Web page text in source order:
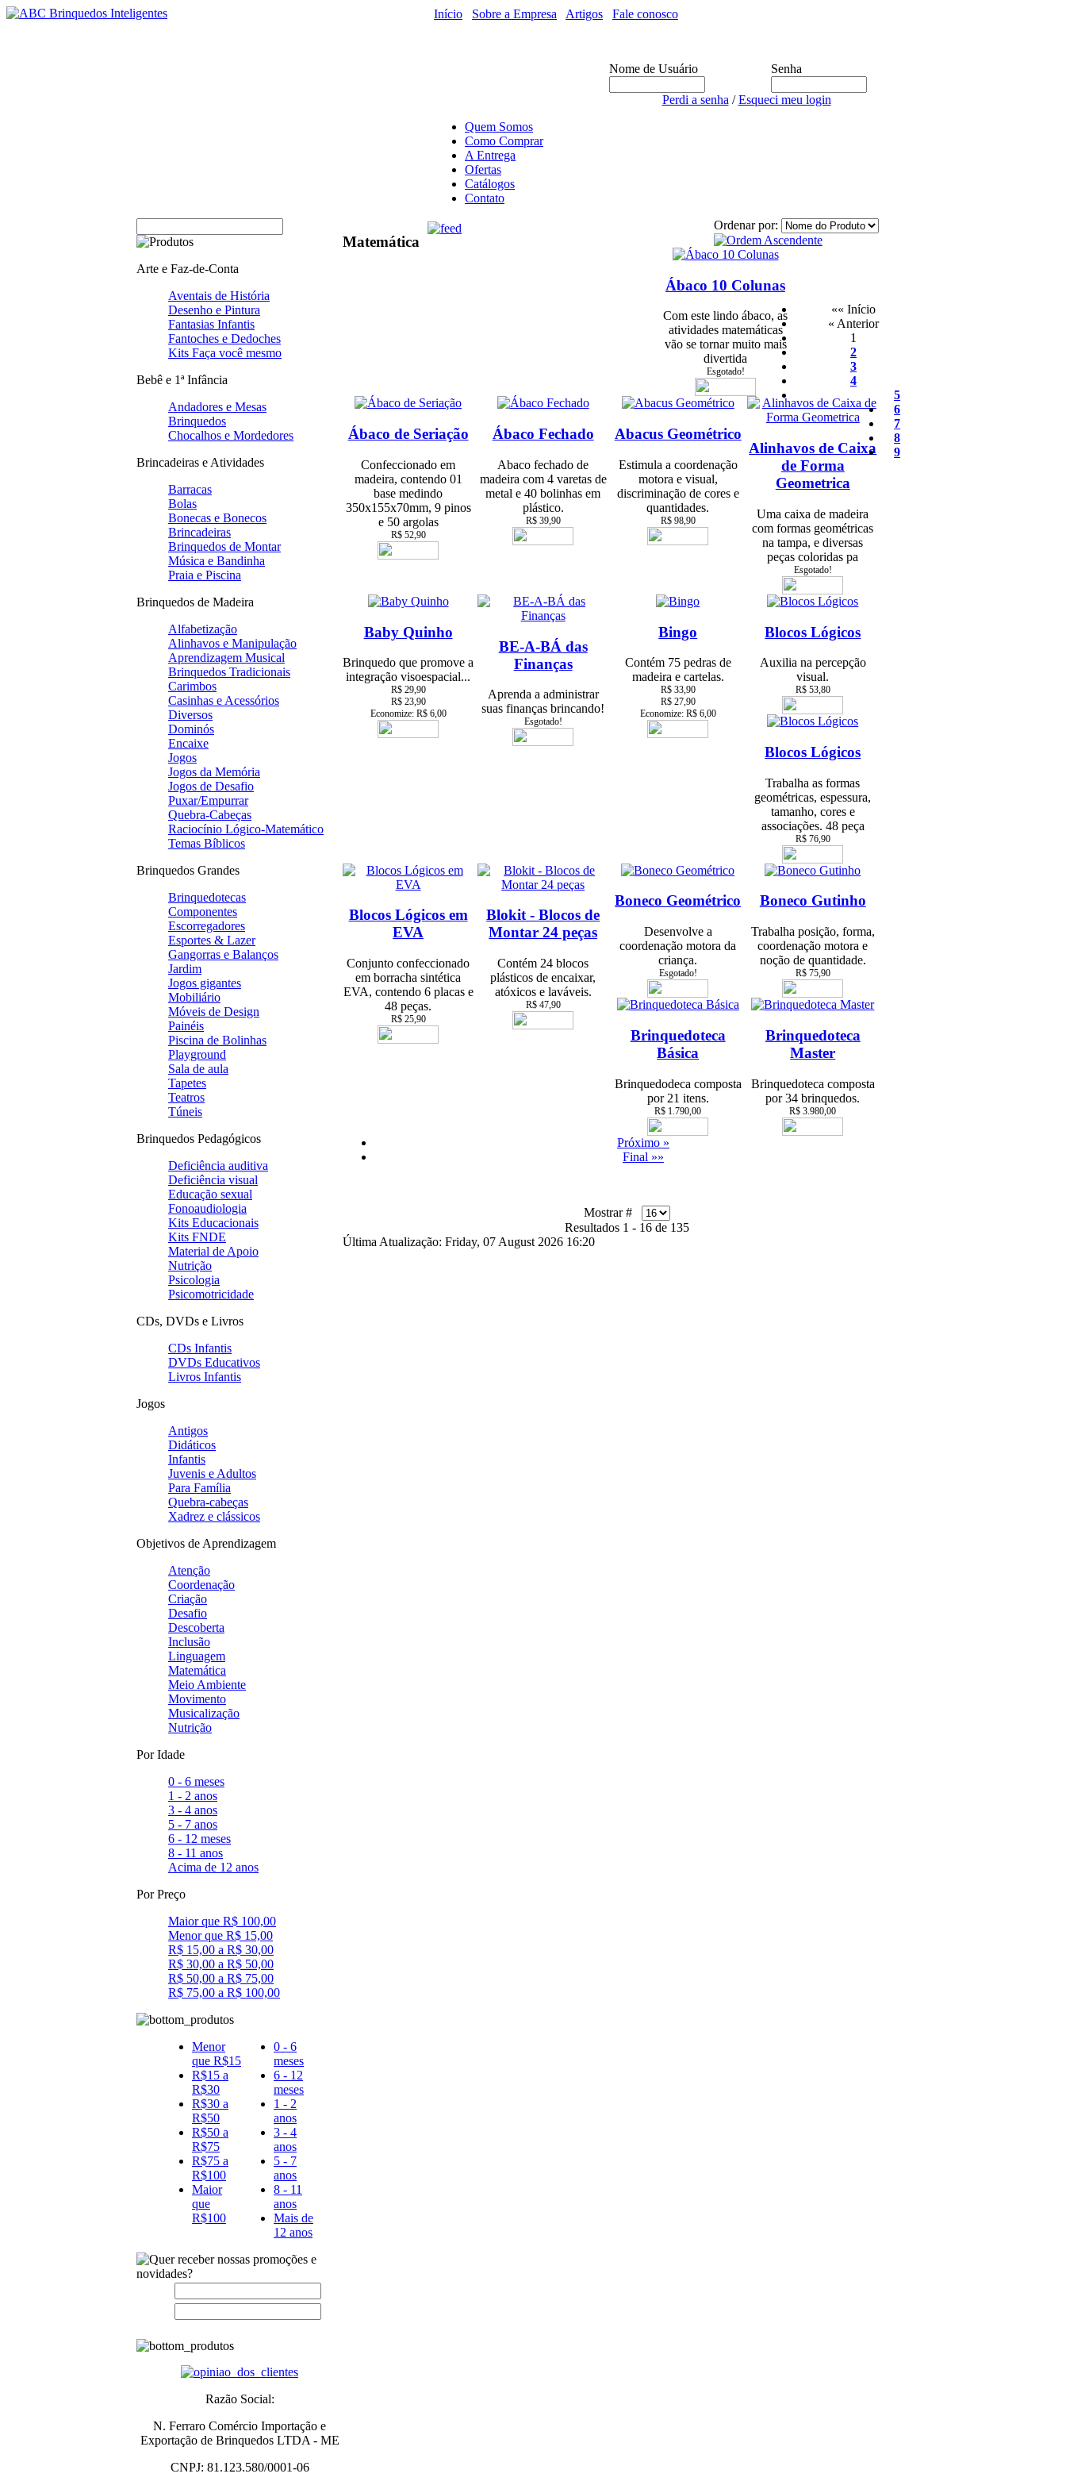
Início Sobre a Empresa Artigos Fale conosco
Nome de Usuário Senha
Perdi a senha /Esqueci meu login
Quem Somos
Como Comprar
A Entrega
Ofertas
Catálogos
Contato
Arte e Faz-de-Conta
Aventais de História
Desenho e Pintura
Fantasias Infantis
Fantoches e Dedoches
Kits Faça você mesmo
Bebê e 1ª Infância
Andadores e Mesas
Brinquedos
Chocalhos e Mordedores
Brincadeiras e Atividades
Barracas
Bolas
Bonecas e Bonecos
Brincadeiras
Brinquedos de Montar
Música e Bandinha
Praia e Piscina
Brinquedos de Madeira
Alfabetização
Alinhavos e Manipulação
Aprendizagem Musical
Brinquedos Tradicionais
Carimbos
Casinhas e Acessórios
Diversos
Dominós
Encaixe
Jogos
Jogos da Memória
Jogos de Desafio
Puxar/Empurrar
Quebra-Cabeças
Raciocínio Lógico-Matemático
Temas Bíblicos
Brinquedos Grandes
Brinquedotecas
Componentes
Escorregadores
Esportes & Lazer
Gangorras e Balanços
Jardim
Jogos gigantes
Mobiliário
Móveis de Design
Painéis
Piscina de Bolinhas
Playground
Sala de aula
Tapetes
Teatros
Túneis
Brinquedos Pedagógicos
Deficiência auditiva
Deficiência visual
Educação sexual
Fonoaudiologia
Kits Educacionais
Kits FNDE
Material de Apoio
Nutrição
Psicologia
Psicomotricidade
CDs, DVDs e Livros
CDs Infantis
DVDs Educativos
Livros Infantis
Jogos
Antigos
Didáticos
Infantis
Juvenis e Adultos
Para Família
Quebra-cabeças
Xadrez e clássicos
Objetivos de Aprendizagem
Atenção
Coordenação
Criação
Desafio
Descoberta
Inclusão
Linguagem
Matemática
Meio Ambiente
Movimento
Musicalização
Nutrição
Por Idade
0 - 6 meses
1 - 2 anos
3 - 4 anos
5 - 7 anos
6 - 12 meses
8 - 11 anos
Acima de 12 anos
Por Preço
Maior que R$ 100,00
Menor que R$ 15,00
R$ 15,00 a R$ 30,00
R$ 30,00 a R$ 50,00
R$ 50,00 a R$ 75,00
R$ 75,00 a R$ 100,00
Menor
que R$15
R$15 a
R$30
R$30 a
R$50
R$50 a
R$75
R$75 a
R$100
Maior
que
R$100
0 - 6
meses
6 - 12
meses
1 - 2
anos
3 - 4
anos
5 - 7
anos
8 - 11
anos
Mais de
12 anos
Razão Social:
N. Ferraro Comércio Importação e
Exportação de Brinquedos LTDA - ME
CNPJ: 81.123.580/0001-06
Matemática
Ordenar por:
Ábaco 10 Colunas
Com este lindo ábaco, as
atividades matemáticas
vão se tornar muito mais
divertida
Esgotado!
Ábaco de Seriação
Confeccionado em
madeira, contendo 01
base medindo
350x155x70mm, 9 pinos
e 50 argolas
R$ 52,90
Ábaco Fechado
Abaco fechado de
madeira com 4 varetas de
metal e 40 bolinhas em
plástico.
R$ 39,90
Abacus Geométrico
Estimula a coordenação
motora e visual,
discriminação de cores e
quantidades.
R$ 98,90
Alinhavos de Caixa
de Forma
Geometrica
Uma caixa de madeira
com formas geométricas
na tampa, e diversas
peças coloridas pa
Esgotado!
Baby Quinho
Brinquedo que promove a
integração visoespacial...
R$ 29,90
R$ 23,90
Economize: R$ 6,00
BE-A-BÁ das
Finanças
Aprenda a administrar
suas finanças brincando!
Esgotado!
Bingo
Contém 75 pedras de
madeira e cartelas.
R$ 33,90
R$ 27,90
Economize: R$ 6,00
Blocos Lógicos
Auxilia na percepção
visual.
R$ 53,80
Blocos Lógicos
Trabalha as formas
geométricas, espessura,
tamanho, cores e
associações. 48 peça
R$ 76,90
Blocos Lógicos em
EVA
Conjunto confeccionado
em borracha sintética
EVA, contendo 6 placas e
48 peças.
R$ 25,90
Blokit - Blocos de
Montar 24 peças
Contém 24 blocos
plásticos de encaixar,
atóxicos e laváveis.
R$ 47,90
Boneco Geométrico
Desenvolve a
coordenação motora da
criança.
Esgotado!
Boneco Gutinho
Trabalha posição, forma,
coordenação motora e
noção de quantidade.
R$ 75,90
Brinquedoteca
Básica
Brinquedodeca composta
por 21 itens.
R$ 1.790,00
Brinquedoteca
Master
Brinquedoteca composta
por 34 brinquedos.
R$ 3.980,00
«« Início
« Anterior
1
2
3
4
5
6
7
8
9
Próximo »
Final »»
Mostrar #
Resultados 1 - 16 de 135
Última Atualização: Friday, 07 August 2026 16:20